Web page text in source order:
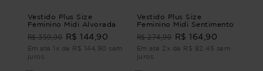
Vestido Plus Size
Feminino Midi Alvorada
R$ 359,90 R$ 144,90
Em até 1x de R$ 144,90 sem
juros
Vestido Plus Size
Feminino Midi Sentimento
R$ 274,90 R$ 164,90
Em até 2x de R$ 82,45 sem
juros